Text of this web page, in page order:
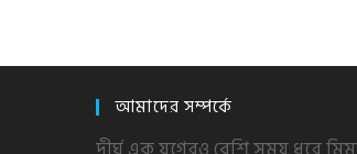
আমাদের সম্পর্কে